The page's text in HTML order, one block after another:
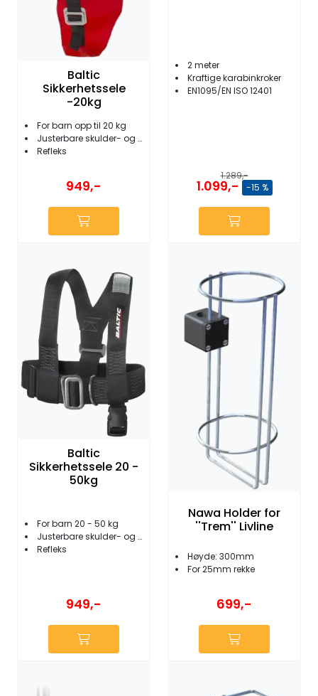
Baltic
Sikkerhetssele
-20kg
For barn opp til 20 kg
Justerbare skulder- og midjebånd
Refleks
949,-
2 meter
Kraftige karabinkroker
EN1095/EN ISO 12401
1.289,-
1.099,- -15 %
Baltic
Sikkerhetssele 20 -
50kg
For barn 20 - 50 kg
Justerbare skulder- og midjebånd
Refleks
949,-
Nawa Holder for
''Trem'' Livline
Høyde: 300mm
For 25mm rekke
699,-